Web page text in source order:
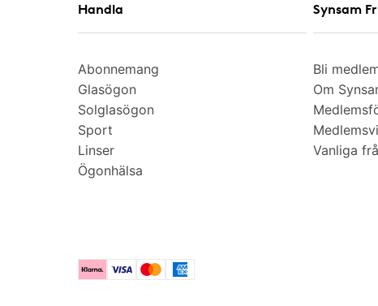
Handla
Abonnemang
Glasögon
Solglasögon
Sport
Linser
Ögonhälsa
Synsam
Bli
Om
Vanliga
KlarnaVisa MastercardAmerican Express